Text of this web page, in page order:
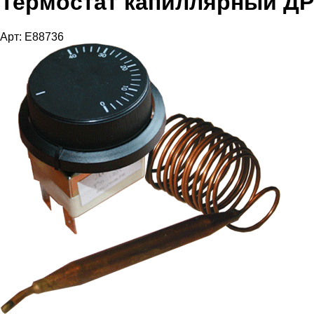
Арт: E88736